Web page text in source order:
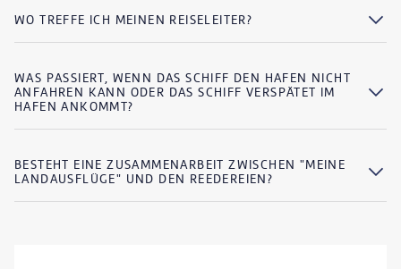
WO TREFFE ICH MEINEN REISELEITER?
WAS PASSIERT, WENN DAS SCHIFF DEN HAFEN NICHT
ANFAHREN KANN ODER DAS SCHIFF VERSPÄTET IM
HAFEN ANKOMMT?
BESTEHT EINE ZUSAMMENARBEIT ZWISCHEN "MEINE
LANDAUSFLÜGE" UND DEN REEDEREIEN?